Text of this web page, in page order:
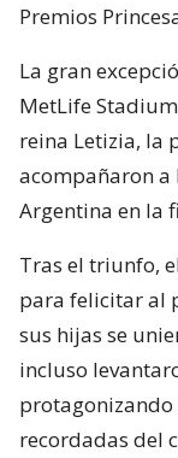
Premios
La gran
MetLife
reina Letizia, la
acompañaron a
Argentina en la
Tras el triunfo,
para felicitar al
sus hijas se
incluso
protagonizando
recordadas del